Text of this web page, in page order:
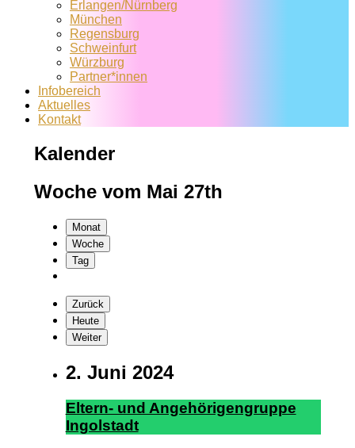
Erlangen/Nürnberg
München
Regensburg
Schweinfurt
Würzburg
Partner*innen
Infobereich
Aktuelles
Kontakt
Kalender
Woche vom Mai 27th
Monat
Woche
Tag
Zurück
Heute
Weiter
2. Juni 2024
El­tern- und An­ge­hör­ig­en­grup­pe
In­gol­stadt